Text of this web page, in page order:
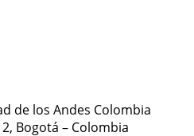
de los Andes Colombia
Bogotá – Colombia